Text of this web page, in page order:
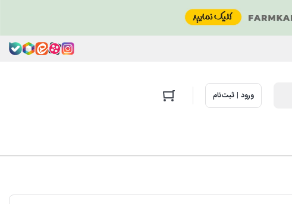
ورود | ثبت‌نام